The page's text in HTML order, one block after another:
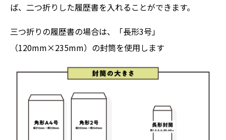
ば、二つ折りした履歴書を入れることができます。
三つ折りの履歴書の場合は、「長形3号」
（120mm×235mm）の封筒を使用します